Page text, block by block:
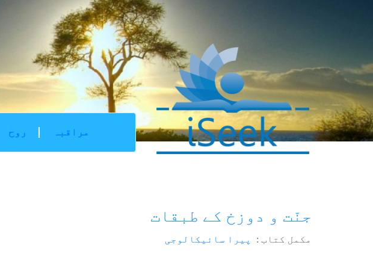
روح مراقبہ
جنّت و دوزخ کے طبقات
مکمل کتاب : پیرا سائیکالوجی